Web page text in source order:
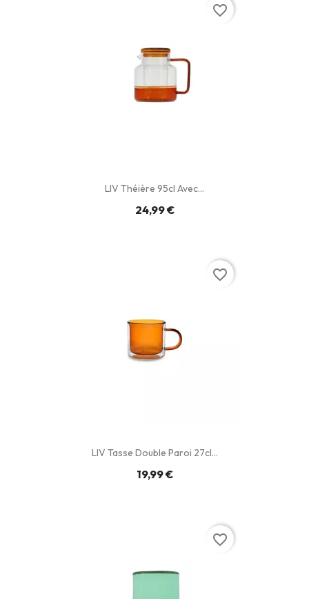
LIV Théière 95cl Avec...
24,99 €
favorite_border
LIV Tasse Double Paroi 27cl...
19,99 €
favorite_border
favorite_border